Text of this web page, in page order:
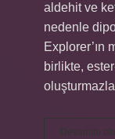
aldehit ve
nedenle
Explorer’ın
birlikte,
Devamını